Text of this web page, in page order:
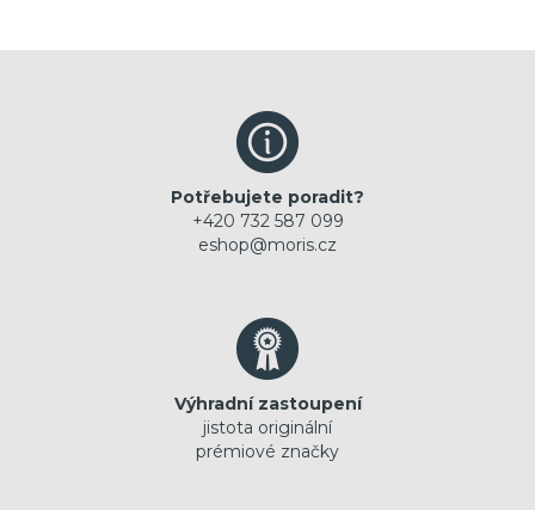
Potřebujete poradit?
+420 732 587 099
eshop@moris.cz
Výhradní zastoupení
jistota originální
prémiové značky